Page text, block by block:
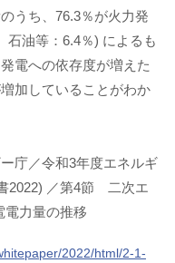
うち、76.3％が火力発
石油等：6.4％) によるも
電への依存度が増えた
加していることがわか
庁／令和3年度エネルギ
2022) ／第4節 二次エ
電力量の推移
2022/html/2-1-